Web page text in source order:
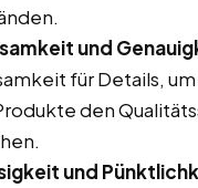
und
für Details,
den
und